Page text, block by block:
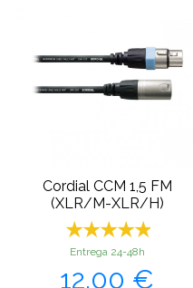
Cordial CCM 1,5 FM
(XLR/M-XLR/H)
Entrega 24-48h
Precio
12,00 €